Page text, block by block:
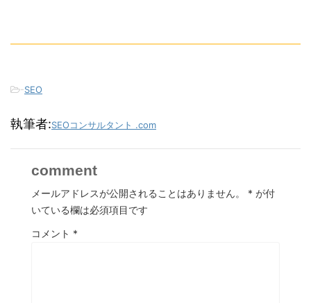
-SEO
執筆者:SEOコンサルタント .com
comment
メールアドレスが公開されることはありません。 * が付
いている欄は必須項目です
コメント *